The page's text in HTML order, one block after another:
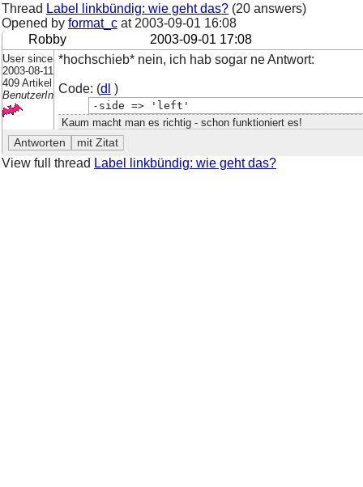
Thread Label linkbündig: wie geht das? (20 answers)
Opened by format_c at 2003-09-01 16:08
Robby
2003-09-01 17:08
User since
2003-08-11
409 Artikel
BenutzerIn
*hochschieb* nein, ich hab sogar ne Antwort:
Code: (dl )
-side => 'left'
Kaum macht man es richtig - schon funktioniert es!
View full thread Label linkbündig: wie geht das?